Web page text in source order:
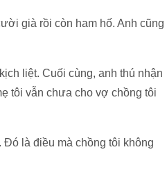
già rồi còn ham hố. Anh cũng
liệt. Cuối cùng, anh thú nhận
tôi vẫn chưa cho vợ chồng tôi
là điều mà chồng tôi không